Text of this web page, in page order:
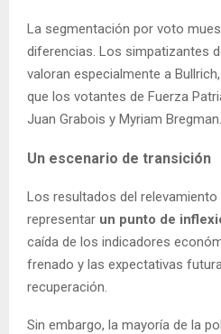
La segmentación por voto
diferencias. Los simpatizantes
valoran especialmente a
que los votantes de Fuerza
Juan Grabois y Myriam Bregman.
Un escenario de transición
Los resultados del
representar un punto de
caída de los indicadores
frenado y las expectativas
recuperación.
Sin embargo, la mayoría de la